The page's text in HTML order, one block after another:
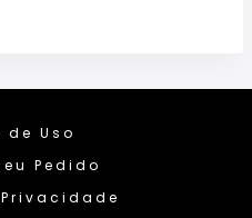
de Uso
Pedido